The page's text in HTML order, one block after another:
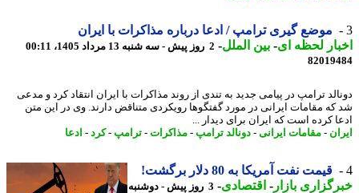
موضع گیری ترامپ / ادعا درباره مذاکرات با ایران
لحظه ای- بین الملل-2 روز پیش - سه شنبه 13 مرداد 1405، 00:11
ترامپ در پیامی جدید به تندی از روند مذاکرات با ایران انتقاد کرد و مدعی
مقامات ایرانی در مورد گفتگوها رویکردی متناقض دارند. وی در این متن
کرده است که ایران برای دیدار ...
- مقامات ایرانی- دونالد ترامپ -مذاکرات- ترامپ -کرد-ادعا
قیمت نفت آمریکا به 80 دلار برگشت!
بازار- اقتصادی- 3 روز پیش - دوشنبه